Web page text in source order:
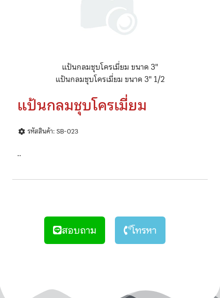
แป้นกลมชุบโครเมี่ยม ขนาด 3"
แป้นกลมชุบโครเมี่ยม ขนาด 3" 1/2
แป้นกลมชุบโครเมี่ยม
รหัสสินค้า: SB-023
..
สอบถาม โทรหา